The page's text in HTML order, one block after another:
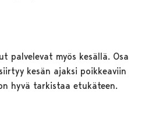
palvelevat myös kesällä. Osa
kesän ajaksi poikkeaviin
hyvä tarkistaa etukäteen.